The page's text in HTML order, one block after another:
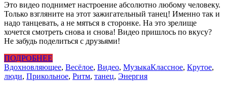
Это видео поднимет настроение абсолютно любому человеку.
Только взгляните на этот зажигательный танец! Именно так и
надо танцевать, а не мяться в сторонке. На это зрелище
хочется смотреть снова и снова! Видео пришлось по вкусу?
Не забудь поделиться с друзьями!
ПОДРОБНЕЕ
Вдохновляющее, Весёлое, Видео, МузыкаКлассное, Крутое,
люди, Прикольное, Ритм, танец, Энергия